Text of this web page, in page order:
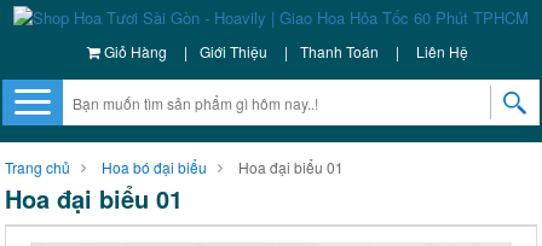
Giỏ Hàng | Giới Thiệu | Thanh Toán | Liên Hệ
Trang chủ Hoa bó đại biểu Hoa đại biểu 01
Hoa đại biểu 01